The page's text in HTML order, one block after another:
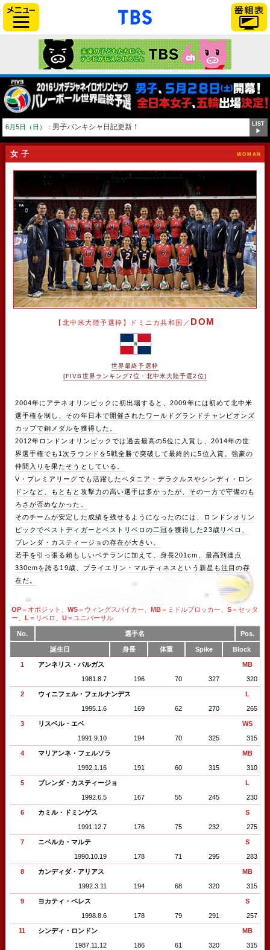
「TBSテレビ」トップページ
6月5日（日）： 男子バンキシャ日記更新！
LIST
▶
女子 WOMAN
【北中米大陸予選枠】ドミニカ共和国／ DOM
世界最終予選枠
[FIVB世界ランキング7位・北中米大陸予選2位]
2004年にアテネオリンピックに初出場すると、2009年には初めて北中米
選手権を制し、その年日本で開催されたワールドグランドチャンピオンズ
カップで銅メダルを獲得した。
2012年ロンドンオリンピックでは過去最高の5位に入賞し、2014年の世
界選手権でも1次ラウンドを5戦全勝で突破して最終的に5位入賞。強豪の
仲間入りを果たそうとしている。
V・プレミアリーグでも活躍したベタニア・デラクルスやシンディ・ロン
ドンなど、もともと攻撃力の高い選手は多かったが、その一方で守備のも
ろさが否めなかった。
そのチームが安定した成績を残せるようになったのには、ロンドンオリン
ピックでベストディガーとベストリベロの二冠を獲得した23歳リベロ、
ブレンダ・カスティージョの存在が大きい。
若手を引っ張る頼もしいベテランに加えて、身長201cm、最高到達点
330cmを誇る19歳、ブライエリン・マルティネスという新星も注目の存
在だ。
OP＝オポジット、WS＝ウィングスパイカー、 MB＝ミドルブロッカー、S＝セッタ
ー、
L ＝リベロ、U＝ユニバーサル
No. 選手名 Pos.
誕生日 身長 体重 Spike Block
1 アンネリス・バルガス
MB
1981.8.7
196 70 327 320
2 ウィニフェル・フェルナンデス
L
1995.1.6
169 62 270 265
3 リスベル・エベ
WS
1991.9.10
194 70 325 315
4 マリアンネ・フェルソラ
MB
1992.1.16
191 60 315 310
5 ブレンダ・カスティージョ
L
1992.6.5
167 55 245 230
6 カミル・ドミンゲス
S
1991.12.7
176 75 232 275
7 ニベルカ・マルテ
S
1990.10.19
178 71 295 283
8 カンディダ・アリアス
MB
1992.3.11
194 68 320 315
9 ヨカティ・ペレス
S
1998.8.6
178 79 291 257
11 シンディ・ロンドン
MB
1987.11.12
186 61 320 315